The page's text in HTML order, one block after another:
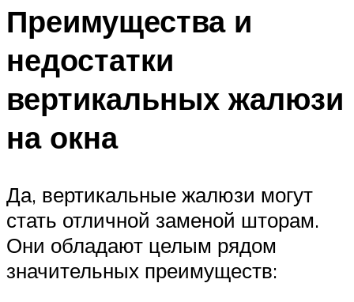
Преимущества и
недостатки
вертикальных жалюзи
на окна
Да, вертикальные жалюзи могут
стать отличной заменой шторам.
Они обладают целым рядом
значительных преимуществ: